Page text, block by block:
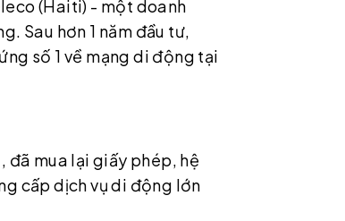
(Haiti) - một doanh
Sau hơn 1 năm đầu tư,
số 1 về mạng di động tại
mua lại giấy phép, hệ
cấp dịch vụ di động lớn